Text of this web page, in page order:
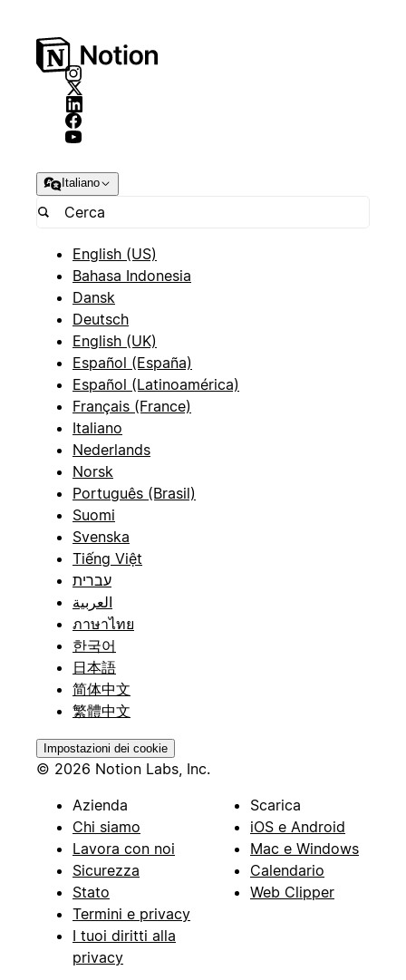
Italiano
English (US)
Bahasa Indonesia
Dansk
Deutsch
English (UK)
Español (España)
Español (Latinoamérica)
Français (France)
Italiano
Nederlands
Norsk
Português (Brasil)
Suomi
Svenska
Tiếng Việt
עברית
العربية
ภาษาไทย
한국어
日本語
简体中文
繁體中文
Impostazioni dei cookie
© 2026 Notion Labs, Inc.
Azienda
Chi siamo
Lavora con noi
Sicurezza
Stato
Termini e privacy
I tuoi diritti alla
privacy
Scarica
iOS e Android
Mac e Windows
Calendario
Web Clipper